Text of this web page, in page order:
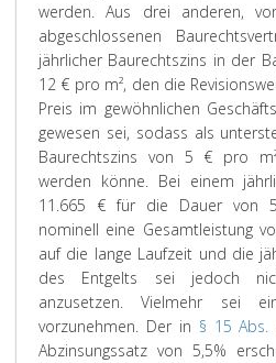
werden. Aus drei anderen,
abgeschlossenen
jährlicher Baurechtszins in der
12 € pro m², den die
Preis im gewöhnlichen
gewesen sei, sodass als
Baurechtszins von 5 € pro
werden könne. Bei einem
11.665 € für die Dauer von
nominell eine Gesamtleistung
auf die lange Laufzeit und die
des Entgelts sei jedoch
anzusetzen. Vielmehr sei
vorzunehmen. Der in § 15 Abs.
Abzinsungssatz von 5,5%